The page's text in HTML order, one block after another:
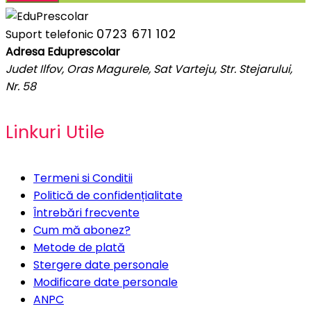
Suport telefonic 0723 671 102
Adresa Eduprescolar
Judet Ilfov, Oras Magurele, Sat Varteju, Str. Stejarului,
Nr. 58
Linkuri Utile
Termeni si Conditii
Politică de confidențialitate
Întrebări frecvente
Cum mă abonez?
Metode de plată
Stergere date personale
Modificare date personale
ANPC